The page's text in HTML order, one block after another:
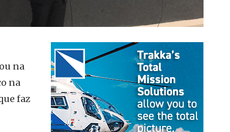
na
na
faz